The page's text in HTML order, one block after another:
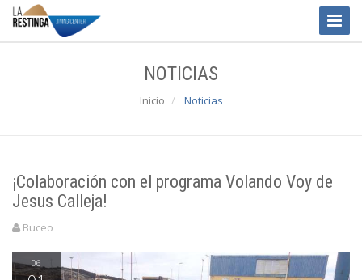
Toggle
NOTICIAS
Inicio Noticias
¡Colaboración con el programa Volando Voy de
Jesus Calleja!
Buceo
06